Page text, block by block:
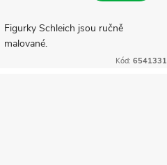
Figurky Schleich jsou ručně
malované.
Kód:6541331